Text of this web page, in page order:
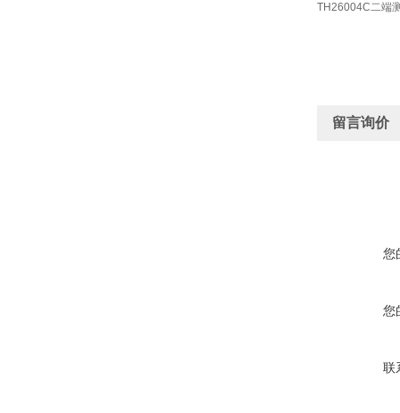
TH26004C二端
留言询价
您
您
联